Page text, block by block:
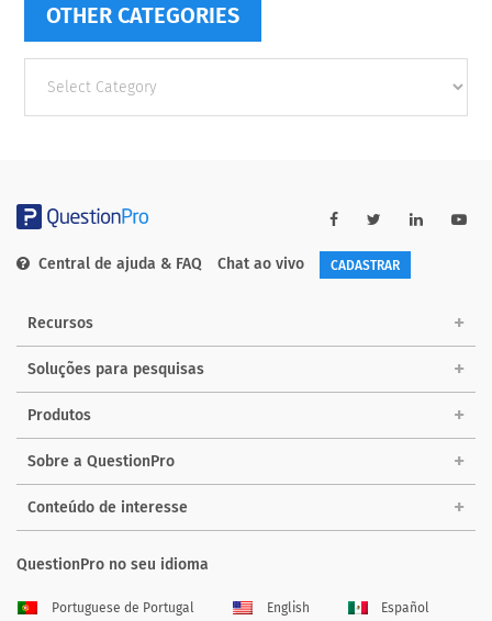
OTHER CATEGORIES
categories
Central de ajuda & FAQ Chat ao vivo CADASTRAR
Recursos
Soluções para pesquisas
Produtos
Sobre a QuestionPro
Conteúdo de interesse
QuestionPro no seu idioma
Portuguese de Portugal English Español